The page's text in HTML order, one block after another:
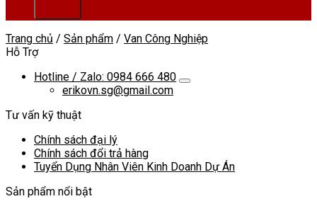
Trang chủ / Sản phẩm / Van Công Nghiệp
Hỗ Trợ
Hotline / Zalo: 0984 666 480
erikovn.sg@gmail.com
Tư vấn kỹ thuật
Chính sách đại lý
Chính sách đổi trả hàng
Tuyển Dụng Nhân Viên Kinh Doanh Dự Án
Sản phẩm nổi bật